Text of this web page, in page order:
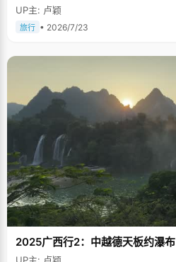
UP主: 卢颖
旅行 • 2026/7/23
2025广西行2：中越德天板约瀑布